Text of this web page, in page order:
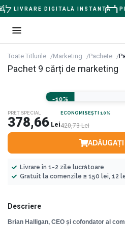
LIVRARE DIGITALĂ INSTANTĂ
Toate Titlurile Marketing Pachete
Pachet 9 cărți de marketing
-10%
PREȚ SPECIAL
378,66 Lei
ECONOMISEȘTI 10%
420,73Lei
ADĂUGAȚI
Livrare în 1-2 zile lucrătoare
Gratuit la comenzile ≥ 150 lei, 12
Descriere
Brian Halligan, CEO și cofondator al